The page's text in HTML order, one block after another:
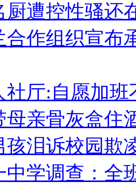
厨遭控性骚
合作组织宣布
社厅:自愿加
母亲骨灰盒住
孩泪诉校园欺
中学调查：全